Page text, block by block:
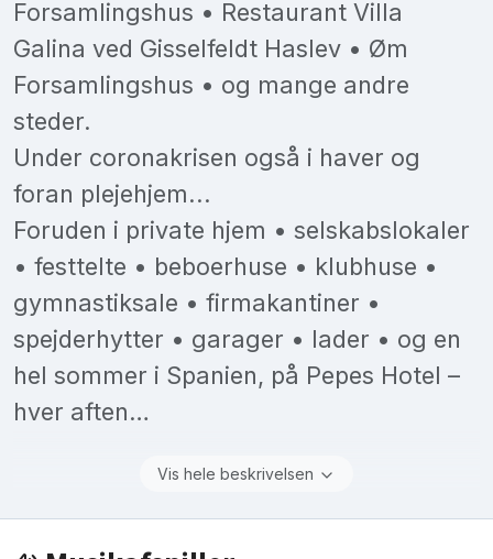
Forsamlingshus • Restaurant Villa
Galina ved Gisselfeldt Haslev • Øm
Forsamlingshus • og mange andre
steder.
Under coronakrisen også i haver og
foran plejehjem...
Foruden i private hjem • selskabslokaler
• festtelte • beboerhuse • klubhuse •
gymnastiksale • firmakantiner •
spejderhytter • garager • lader • og en
hel sommer i Spanien, på Pepes Hotel –
hver aften…
Vis hele beskrivelsen